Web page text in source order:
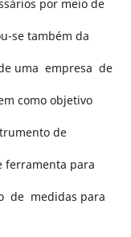
por meio de
se também da
uma empresa de
como objetivo
de
ferramenta para
de medidas para